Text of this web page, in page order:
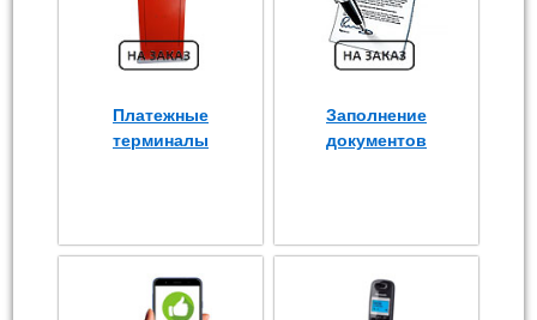
Платежные
терминалы
Заполнение
документов